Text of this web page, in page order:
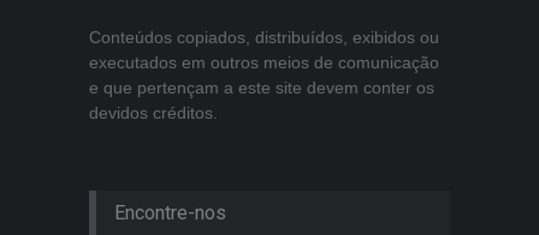
Conteúdos copiados, distribuídos, exibidos ou
executados em outros meios de comunicação
e que pertençam a este site devem conter os
devidos créditos.
Encontre-nos